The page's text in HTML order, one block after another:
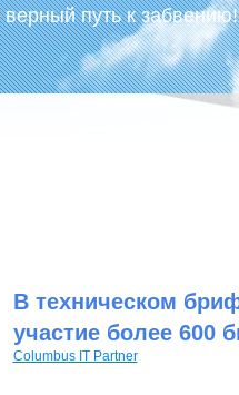
путь к
В техническом
участие более 600
Columbus IT Partner